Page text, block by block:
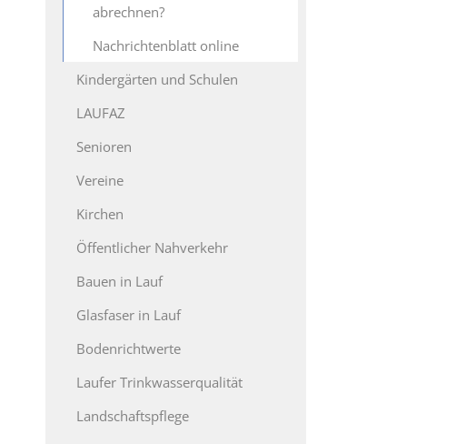
abrechnen?
Nachrichtenblatt online
Kindergärten und Schulen
LAUFAZ
Senioren
Vereine
Kirchen
Öffentlicher Nahverkehr
Bauen in Lauf
Glasfaser in Lauf
Bodenrichtwerte
Laufer Trinkwasserqualität
Landschaftspflege